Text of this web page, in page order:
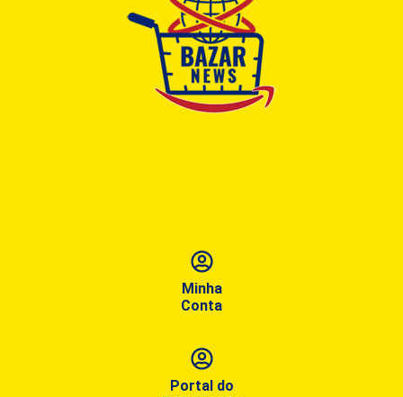
Minha
Conta
Portal do